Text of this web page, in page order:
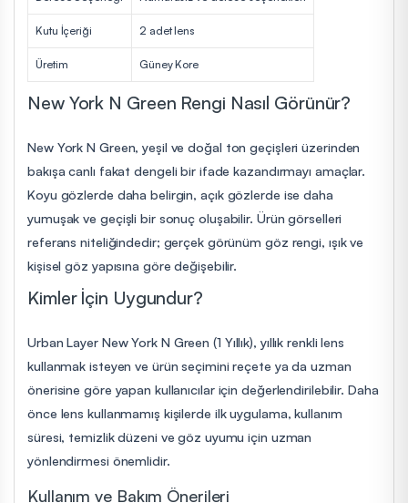
Kutu İçeriği 2 adet lens
Üretim Güney Kore
New York N Green Rengi Nasıl Görünür?
New York N Green, yeşil ve doğal ton geçişleri üzerinden
bakışa canlı fakat dengeli bir ifade kazandırmayı amaçlar.
Koyu gözlerde daha belirgin, açık gözlerde ise daha
yumuşak ve geçişli bir sonuç oluşabilir. Ürün görselleri
referans niteliğindedir; gerçek görünüm göz rengi, ışık ve
kişisel göz yapısına göre değişebilir.
Kimler İçin Uygundur?
Urban Layer New York N Green (1 Yıllık), yıllık renkli lens
kullanmak isteyen ve ürün seçimini reçete ya da uzman
önerisine göre yapan kullanıcılar için değerlendirilebilir. Daha
önce lens kullanmamış kişilerde ilk uygulama, kullanım
süresi, temizlik düzeni ve göz uyumu için uzman
yönlendirmesi önemlidir.
Kullanım ve Bakım Önerileri